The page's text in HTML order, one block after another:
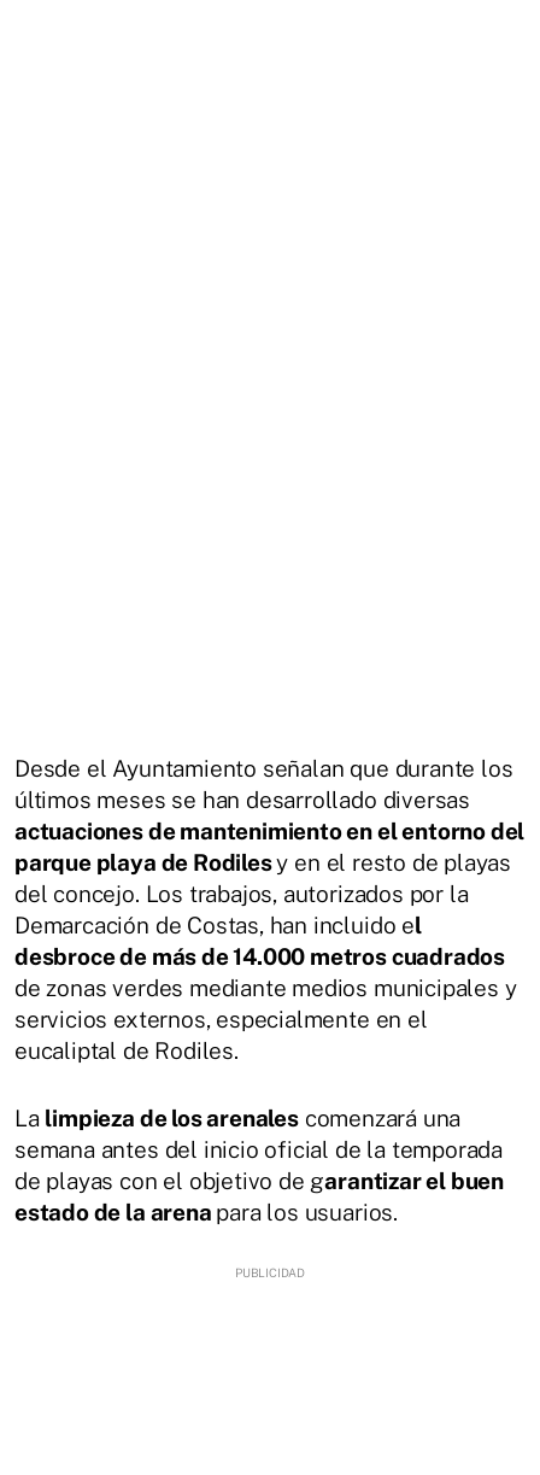
Desde el Ayuntamiento señalan que durante los
últimos meses se han desarrollado diversas
actuaciones de mantenimiento en el entorno del
parque playa de Rodilesy en el resto de playas
del concejo. Los trabajos, autorizados por la
Demarcación de Costas, han incluido el
desbroce de más de 14.000 metros cuadrados
de zonas verdes mediante medios municipales y
servicios externos, especialmente en el
eucaliptal de Rodiles.
La limpieza de los arenalescomenzará una
semana antes del inicio oficial de la temporada
de playas con el objetivo de garantizar el buen
estado de la arena para los usuarios.